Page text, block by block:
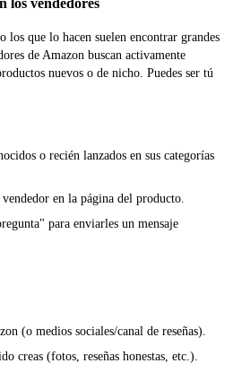
los que lo hacen suelen encontrar grandes
de Amazon buscan activamente
nuevos o de nicho. Puedes ser tú
o recién lanzados en sus categorías
en la página del producto.
para enviarles un mensaje
(o medios sociales/canal de reseñas).
creas (fotos, reseñas honestas, etc.).